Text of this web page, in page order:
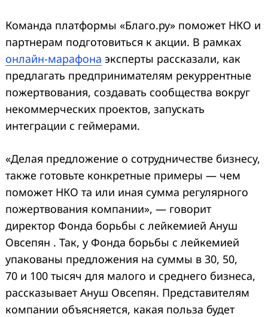
Команда платформы «Благо.ру» поможет НКО и
партнерам подготовиться к акции. В рамках
онлайн-марафона эксперты рассказали, как
предлагать предпринимателям рекуррентные
пожертвования, создавать сообщества вокруг
некоммерческих проектов, запускать
интеграции с геймерами.
«Делая предложение о сотрудничестве бизнесу,
также готовьте конкретные примеры — чем
поможет НКО та или иная сумма регулярного
пожертвования компании», — говорит
директор Фонда борьбы с лейкемией Ануш
Овсепян . Так, у Фонда борьбы с лейкемией
упакованы предложения на суммы в 30, 50,
70 и 100 тысяч для малого и среднего бизнеса,
рассказывает Ануш Овсепян. Представителям
компании объясняется, какая польза будет